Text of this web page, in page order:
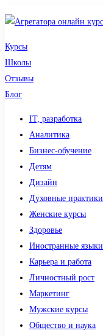
Курсы
Школы
Отзывы
Блог
IT, разработка
Аналитика
Бизнес-обучение
Детям
Дизайн
Духовные практики
Женские курсы
Здоровье
Иностранные языки
Карьера и работа
Личностный рост
Маркетинг
Мужские курсы
Общество и наука